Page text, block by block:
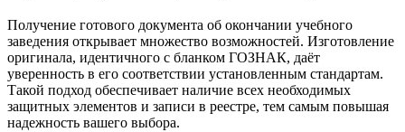
Получение готового документа об окончании учебного
заведения открывает множество возможностей. Изготовление
оригинала, идентичного с бланком ГОЗНАК, даёт
уверенность в его соответствии установленным стандартам.
Такой подход обеспечивает наличие всех необходимых
защитных элементов и записи в реестре, тем самым повышая
надежность вашего выбора.